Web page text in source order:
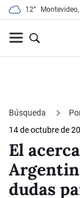
12° Montevideo,
Búsqueda
14 de octubre de
El
dudas